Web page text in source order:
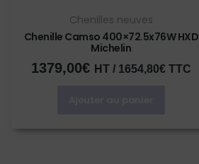
Chenilles neuves
Chenille Camso 400×72.5x76W HXD
Michelin
1379,00€ HT / 1654,80€TTC